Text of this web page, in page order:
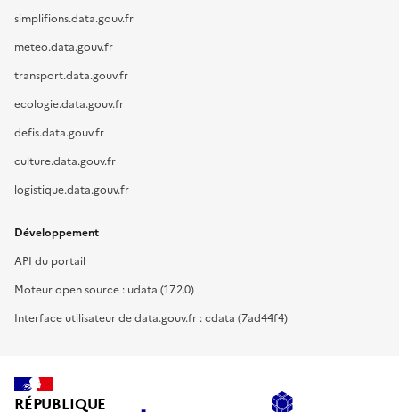
simplifions.data.gouv.fr
meteo.data.gouv.fr
transport.data.gouv.fr
ecologie.data.gouv.fr
defis.data.gouv.fr
culture.data.gouv.fr
logistique.data.gouv.fr
Développement
API du portail
Moteur open source : udata (17.2.0)
Interface utilisateur de data.gouv.fr : cdata (7ad44f4)
RÉPUBLIQUE